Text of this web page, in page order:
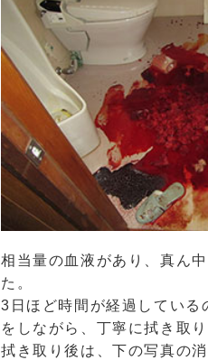
相当量の血液があり、真ん
た。
3日ほど時間が経過している
をしながら、丁寧に拭き取
拭き取り後は、下の写真の